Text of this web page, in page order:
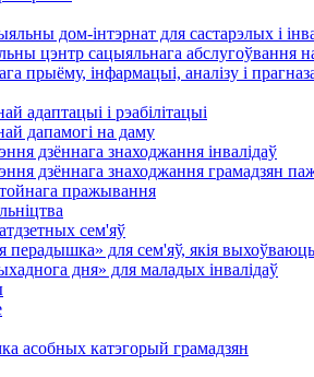
дом-інтэрнат для састарэлых і
цэнтр сацыяльнага абслугоўвання
прыёму, інфармацыі, аналізу і
адаптацыі і рэабілітацыі
дапамогі на даму
дзённага знаходжання інвалідаў
дзённага знаходжання грамадзян
пражывання
сем'яў
для сем'яў, якія выхоўваюць
дня» для маладых інвалідаў
асобных катэгорый грамадзян